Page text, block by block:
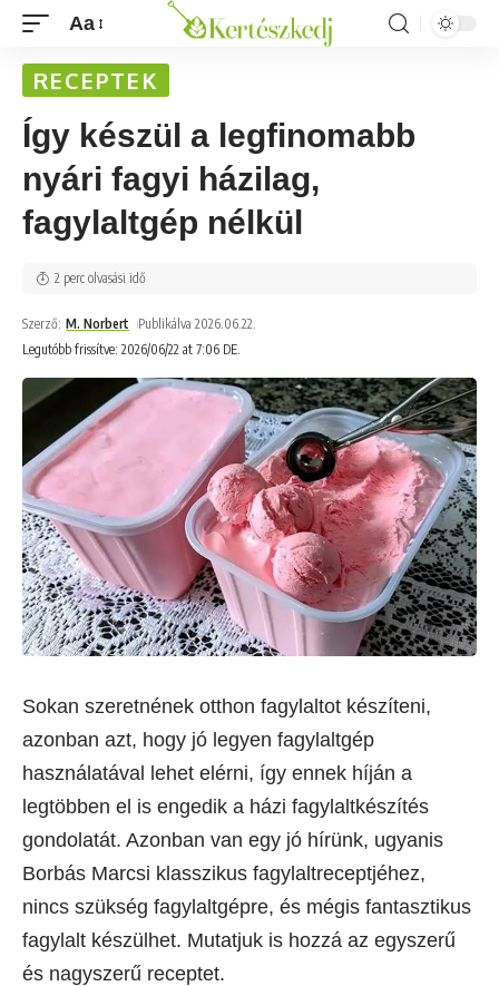
Aa
RECEPTEK
Így készül a legfinomabb
nyári fagyi házilag,
fagylaltgép nélkül
Legutóbb frissítve: 2026/06/22 at 7:06 DE.
Szerző: M. Norbert Publikálva 2026.06.22.
2 perc olvasási idő
Sokan szeretnének otthon fagylaltot készíteni,
azonban azt, hogy jó legyen fagylaltgép
használatával lehet elérni, így ennek híján a
legtöbben el is engedik a házi fagylaltkészítés
gondolatát. Azonban van egy jó hírünk, ugyanis
Borbás Marcsi klasszikus fagylaltreceptjéhez,
nincs szükség fagylaltgépre, és mégis fantasztikus
fagylalt készülhet. Mutatjuk is hozzá az egyszerű
és nagyszerű receptet.